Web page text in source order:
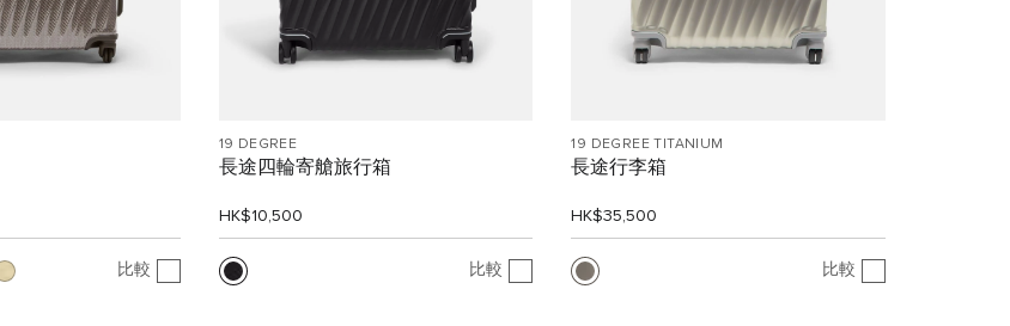
比較
19 DEGREE
長途四輪寄艙旅行箱
HK$10,500
比較
19 DEGREE TITANIUM
長途行李箱
HK$35,500
比較